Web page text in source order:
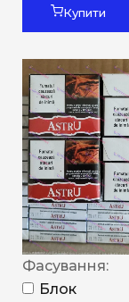
Купити
Фасування:
Блок